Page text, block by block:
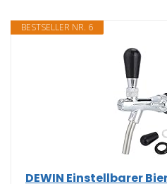
BESTSELLER NR. 6
DEWIN Einstellbarer